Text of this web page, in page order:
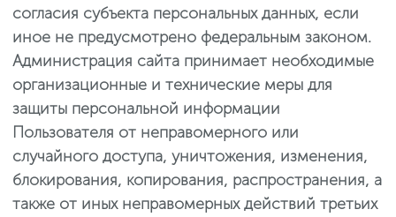
согласия субъекта персональных данных, если
иное не предусмотрено федеральным законом.
Администрация сайта принимает необходимые
организационные и технические меры для
защиты персональной информации
Пользователя от неправомерного или
случайного доступа, уничтожения, изменения,
блокирования, копирования, распространения, а
также от иных неправомерных действий третьих